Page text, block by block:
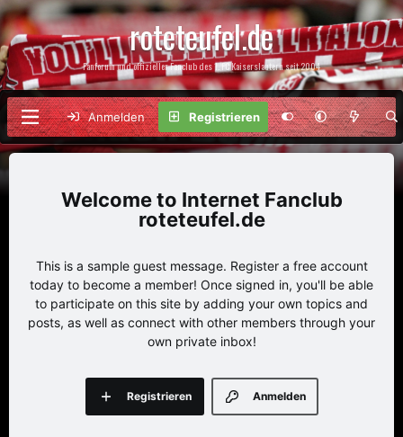
roteteufel.de
Fanforum und offizieller Fanclub des 1. FC Kaiserslautern seit 2004
Anmelden Registrieren
Internet Fanclub
roteteufel.de
This is a sample guest message. Register a free account
today to become a member! Once signed in, you'll be able
to participate on this site by adding your own topics and
posts, as well as connect with other members through your
own private inbox!
Anmelden
Registrieren